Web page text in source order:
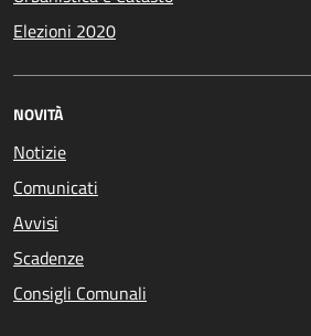
Elezioni 2020
NOVITÀ
Notizie
Comunicati
Avvisi
Scadenze
Consigli Comunali